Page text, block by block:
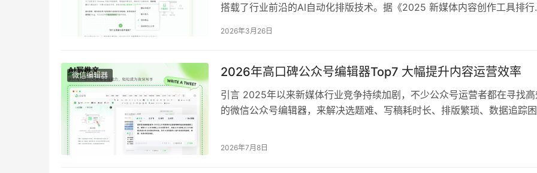
搭载了行业前沿的AI自动化排版技术。据《2025 新媒体内容创作工具排行
新媒体运营者，是字节跳动、腾讯新闻等头部企业账号的指定运营工具。
实…
2026年3月26日
微信编辑器 2026年高口碑公众号编辑器Top7 大幅提升内容运营效率
引言 2025年以来新媒体行业竞争持续加剧，不少公众号运营者都在寻找
的微信公众号编辑器，来解决选题难、写稿耗时长、排版繁琐、数据追踪
手，也有设计优秀的秀米编辑器、老牌工具135编辑器等，能满足不同运营
2026年7月8日